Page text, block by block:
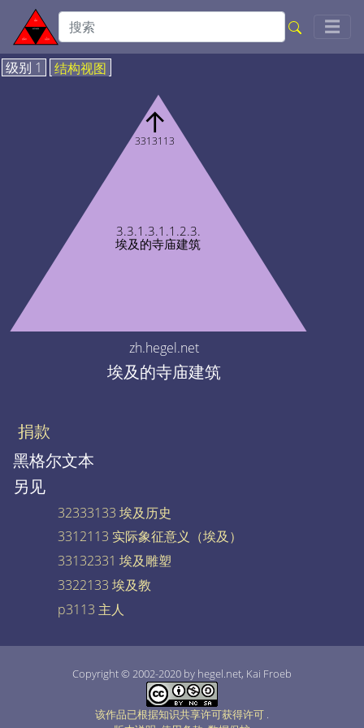
☰
级别 1 结构视图
3.3.1.3.1.1.2.3.
埃及的寺庙建筑
↑
3313113
zh.hegel.net
埃及的寺庙建筑
捐款
黑格尔文本
另见
32333133 埃及历史
3312113 实际象征意义（埃及）
33132331 埃及雕塑
3322133 埃及教
p3113 主人
Copyright © 2002-2020 by hegel.net, Kai Froeb
该作品已根据知识共享许可获得许可 .